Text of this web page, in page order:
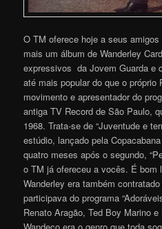
O TM oferece hoje a seus
mais um álbum de Wanderley
expressivos da Jovem Guarda e
até mais popular do que o próprio
movimento e apresentador do
antiga TV Record de São Paulo,
1968. Trata-se de “Juventude e
estúdio, lançado pela
quatro meses após o segundo,
o TM já ofereceu a vocês. É bom
Wanderley era também
participava do programa
Renato Aragão, Ted Boy Marino